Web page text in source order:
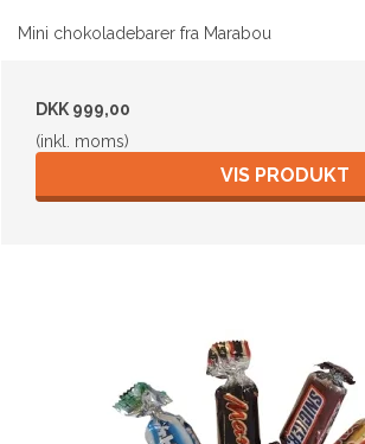
Mini chokoladebarer fra Marabou
DKK 999,00
(inkl. moms)
VIS PRODUKT